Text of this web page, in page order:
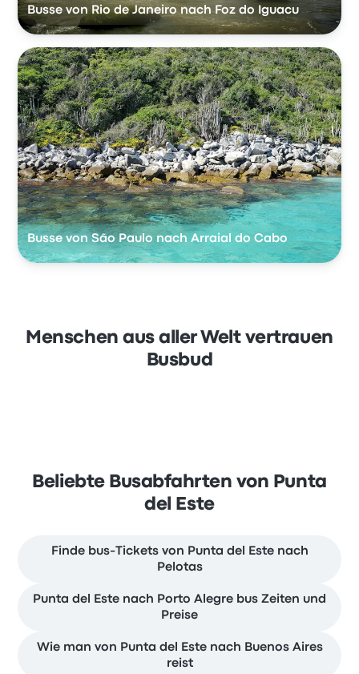
Busse von Rio de Janeiro nach Foz do Iguacu
Busse von São Paulo nach Arraial do Cabo
Menschen aus aller Welt vertrauen
Busbud
Beliebte Busabfahrten von Punta
del Este
Finde bus-Tickets von Punta del Este nach
Pelotas
Punta del Este nach Porto Alegre bus Zeiten und
Preise
Wie man von Punta del Este nach Buenos Aires
reist